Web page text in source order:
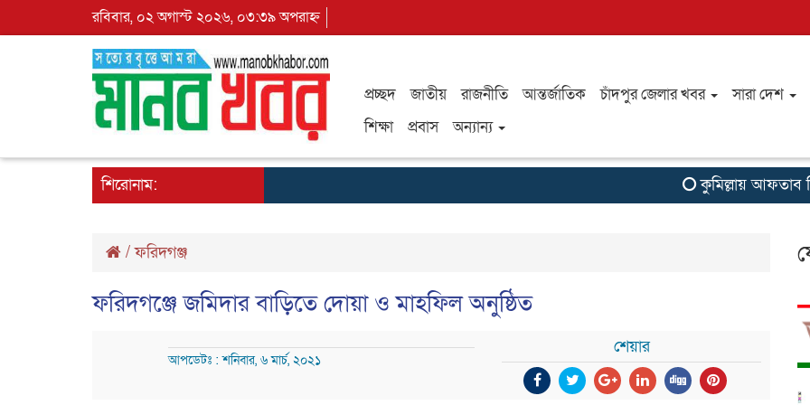
রবিবার, ০২ অগাস্ট ২০২৬, ০৩:৩৯ অপরাহ্ন
প্রচ্ছদ জাতীয় রাজনীতি আন্তর্জাতিক চাঁদপুর জেলার খবর সারা দেশ
শিক্ষা
প্রবাস অন্যান্য
শিরোনাম: কুমিল্লায় আফতাব ফিড
/ফরিদগঞ্জ
ফরিদগঞ্জে জমিদার বাড়িতে দোয়া ও মাহফিল অনুষ্ঠিত
আপডেটঃ : শনিবার, ৬ মার্চ, ২০২১
শেয়ার